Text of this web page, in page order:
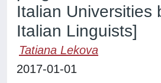
Italian Universities
Italian Linguists]
Tatiana Lekova
2017-01-01